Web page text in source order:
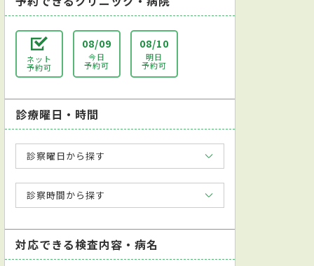
ネット
予約可
08/09
今日
予約可
08/10
明日
予約可
診療曜日・時間
診察曜日から探す
診察時間から探す
対応できる検査内容・病名